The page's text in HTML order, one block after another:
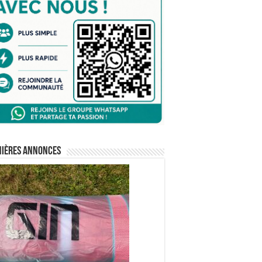
annonces